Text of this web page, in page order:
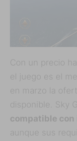
Con un precio
el juego es el
en marzo la
disponible. Sky
compatible con
aunque sus